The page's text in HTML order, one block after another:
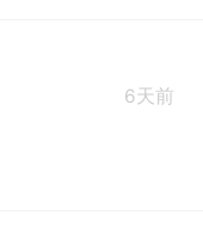
6天前